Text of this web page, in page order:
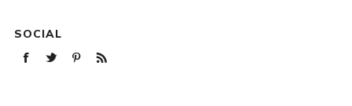
SOCIAL